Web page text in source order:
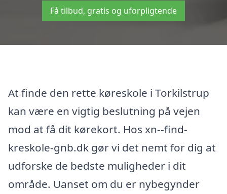
Få tilbud, gratis og uforpligtende
At finde den rette køreskole i Torkilstrup
kan være en vigtig beslutning på vejen
mod at få dit kørekort. Hos xn--find-
kreskole-gnb.dk gør vi det nemt for dig at
udforske de bedste muligheder i dit
område. Uanset om du er nybegynder